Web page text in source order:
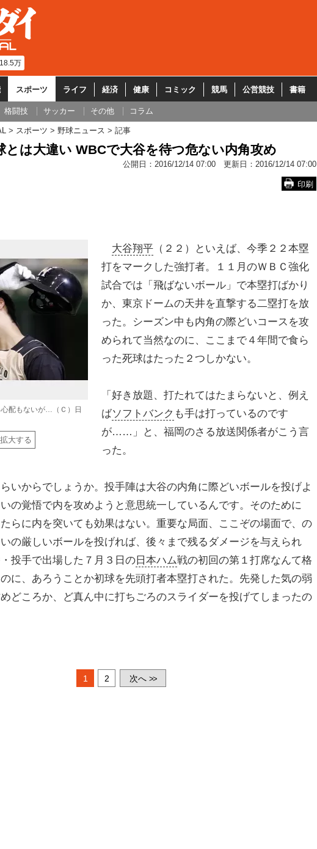
18.5万
スポーツ ライフ 経済 健康 コミック 競馬 公営競技 書籍
格闘技 サッカー その他 コラム
スポーツ 野球ニュース 記事
とは大違い WBCで大谷を待つ危ない内角攻め
公開日： 2016/12/14 07:00 更新日： 2016/12/14 07:00
印刷
配もないが…（Ｃ）日
拡大する
大谷翔平 （２２）といえば、今季２２本塁
打をマークした強打者。１１月のＷＢＣ強化
試合では「飛ばないボール」で本塁打ばかり
か、東京ドームの天井を直撃する二塁打を放
った。シーズン中も内角の際どいコースを攻
められて当然なのに、ここまで４年間で食ら
った死球はたった２つしかない。
「好き放題、打たれてはたまらないと、例え
ばソフトバンク も手は打っているのです
が……」と、福岡のさる放送関係者がこう言
った。
らいからでしょうか。投手陣は大谷の内角に際どいボールを投げよ
の覚悟で内を攻めようと意思統一しているんです。そのために
らに内を突いても効果はない。重要な局面、ここぞの場面で、の
の厳しいボールを投げれば、後々まで残るダメージを与えられ
投手で出場した７月３日の 日本ハム戦の初回の第１打席なんて格
に、あろうことか初球を先頭打者本塁打された。先発した気の弱
どころか、ど真ん中に打ちごろのスライダーを投げてしまったの
1 2 次へ >>